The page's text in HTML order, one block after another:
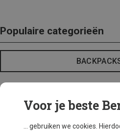
Populaire categorieën
Voor je beste
... gebruiken we cookies.